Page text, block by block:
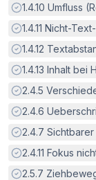
Erfüllt:
1.4.10 Umfluss
Erfüllt:
1.4.11 Nicht-
Erfüllt:
1.4.12
Erfüllt:
1.4.13 Inhalt bei
Erfüllt:
2.4.5
Erfüllt:
2.4.6
Erfüllt:
2.4.7 Sichtbarer
Erfüllt:
2.4.11 Fokus
Erfüllt:
2.5.7